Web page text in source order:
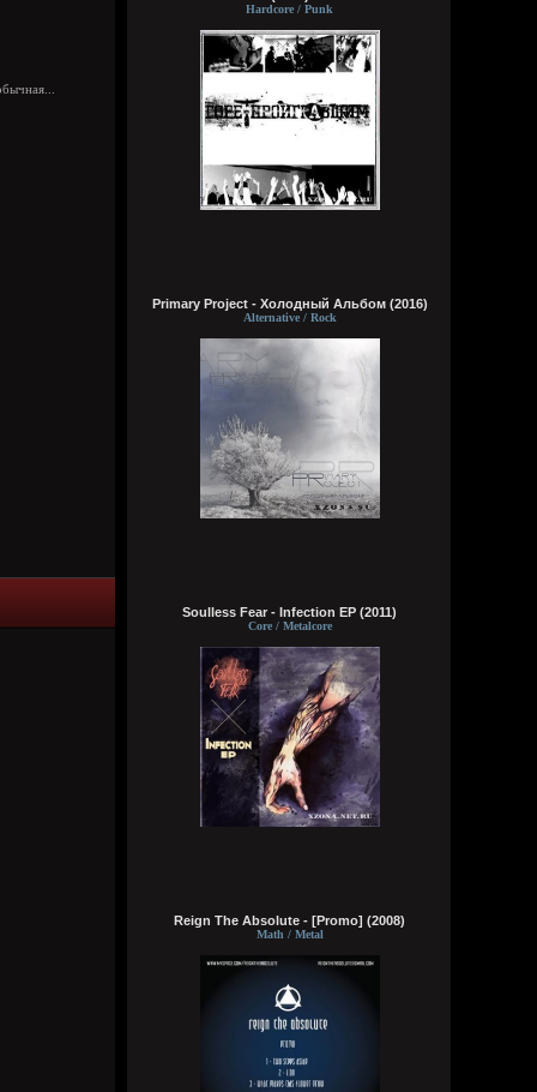
пересматриваю баттлы. ведь
версус,слово и рбл уже загнулись. даже
лига гнойного помоему.
Кукуня
Вчера в 16:16:37
Wirtuozik
Вчера в 16:15:56
А вы знали что Кадышевой 67 лет?
Странно, в моем детстве я думал ей
столько же. Получается она и не стареет
даже, ей все время 60
Кукуня
Вчера в 16:15:29
Wirtuozik
Вчера в 16:15:10
А я вовсе не колдунья,
Я любила и люблю.
Это мне судьба послала
Грешную любовь мою.
Не судите строго, люди,
Пожалей меня, родня,
Видно, в жизни суждено мне
Выпить грешного вина
Вчера в 16:14:46
Hardcore / Punk
Primary Project - Холодный Альбом (2016)
Alternative / Rock
Soulless Fear - Infection EP (2011)
Core / Metalcore
Reign The Absolute - [Promo] (2008)
Math / Metal